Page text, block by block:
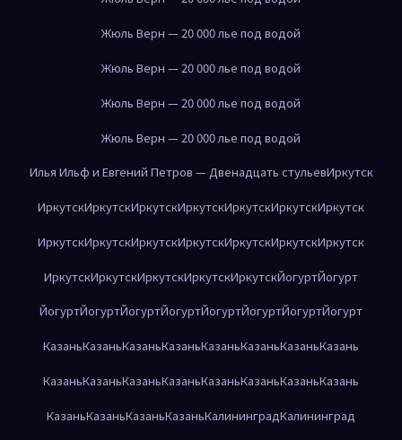
Жюль Верн — 20 000 лье под водой
Жюль Верн — 20 000 лье под водой
Жюль Верн — 20 000 лье под водой
Жюль Верн — 20 000 лье под водой
Илья Ильф и Евгений Петров — Двенадцать стульевИркутск
ИркутскИркутскИркутскИркутскИркутскИркутскИркутск
ИркутскИркутскИркутскИркутскИркутскИркутскИркутск
ИркутскИркутскИркутскИркутскИркутскЙогуртЙогурт
ЙогуртЙогуртЙогуртЙогуртЙогуртЙогуртЙогуртЙогурт
КазаньКазаньКазаньКазаньКазаньКазаньКазаньКазань
КазаньКазаньКазаньКазаньКазаньКазаньКазаньКазань
КазаньКазаньКазаньКазаньКалининградКалининград